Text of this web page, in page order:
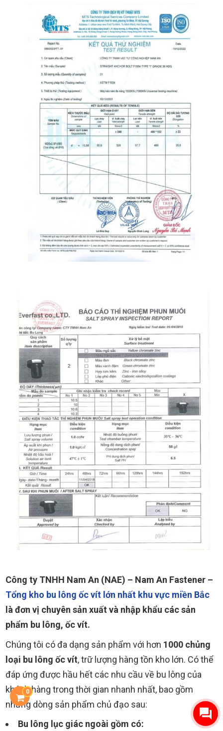
Công ty TNHH Nam An (NAE) – Nam An Fastener –
Tổng kho bu lông ốc vít lớn nhất khu vực miền Bắc
là đơn vị chuyên sản xuất và nhập khẩu các sản
phẩm bu lông, ốc vít.
Chúng tôi có đa dạng sản phẩm với hơn 1000 chủng
loại bu lông ốc vít, trữ lượng hàng tồn kho lớn. Có thể
đáp ứng được hầu hết các nhu cầu về bu lông của
khách hàng trong thời gian nhanh nhất, bao gồm
những dòng sản phẩm chủ đạo sau:
Bu lông lục giác ngoài gồm có:
0